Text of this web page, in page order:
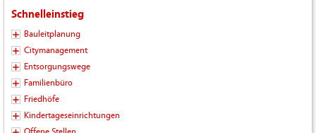
Schnelleinstieg
Bauleitplanung
Citymanagement
Entsorgungswege
Familienbüro
Friedhöfe
Kindertageseinrichtungen